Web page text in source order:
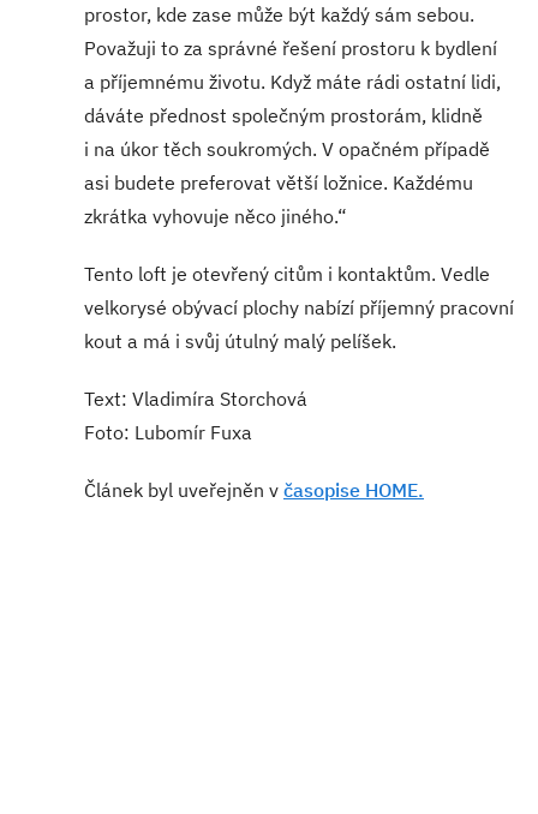
prostor, kde zase může být každý sám sebou.
Považuji to za správné řešení prostoru k bydlení
a příjemnému životu. Když máte rádi ostatní lidi,
dáváte přednost společným prostorám, klidně
i na úkor těch soukromých. V opačném případě
asi budete preferovat větší ložnice. Každému
zkrátka vyhovuje něco jiného.“
Tento loft je otevřený citům i kontaktům. Vedle
velkorysé obývací plochy nabízí příjemný pracovní
kout a má i svůj útulný malý pelíšek.
Text: Vladimíra Storchová
Foto: Lubomír Fuxa
Článek byl uveřejněn v časopise HOME.